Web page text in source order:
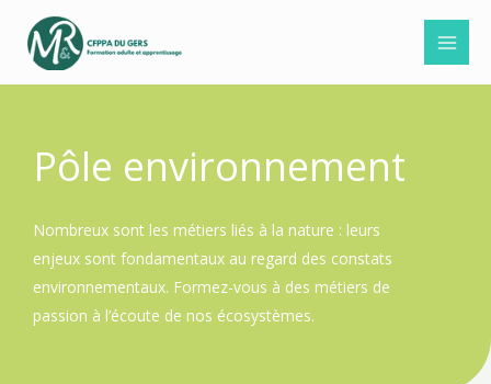
contenu
Pôle environnement
Nombreux sont les métiers liés à la nature : leurs
enjeux sont fondamentaux au regard des constats
environnementaux. Formez-vous à des métiers de
passion à l’écoute de nos écosystèmes.